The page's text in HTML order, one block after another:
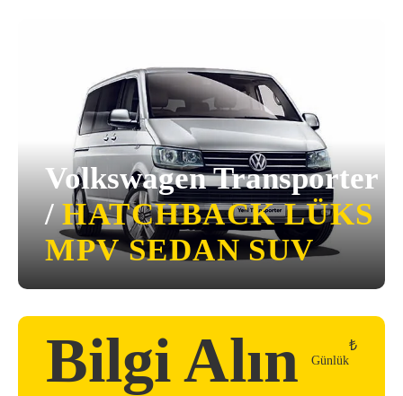
Volkswagen Transporter
/HATCHBACK LÜKS
MPV SEDAN SUV
Bilgi Alın Günlük
₺